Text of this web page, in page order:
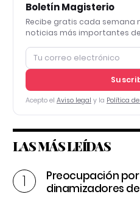
Boletín Magisterio
Recibe gratis cada semana
noticias más importantes
Acepto el Aviso legal y la Política
LAS MÁS LEÍDAS
Preocupación por
dinamizadores de